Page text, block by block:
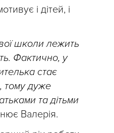
і дітей, і
школи лежить
Фактично, у
стає
тому дуже
та дітьми
Валерія.